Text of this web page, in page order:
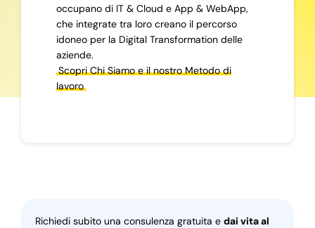
occupano di IT & Cloud e App & WebApp,
che integrate tra loro creano il percorso
idoneo per la Digital Transformation delle
aziende.
Scopri Chi Siamo e il nostro Metodo di
lavoro
Richiedi subito una consulenza gratuita e dai vita al